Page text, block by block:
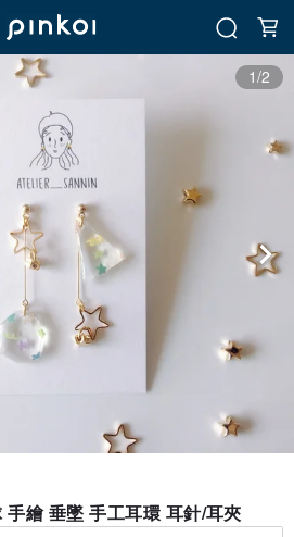
1/2
繪 垂墜 手工耳環 耳針/耳夾